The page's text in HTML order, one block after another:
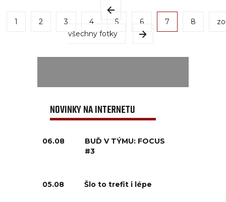
1 2 3 4 5 6 7 8
všechny fotky
NOVINKY NA INTERNETU
06.08
BUĎ V TÝMU: FOCUS
#3
05.08 Šlo to trefit i lépe